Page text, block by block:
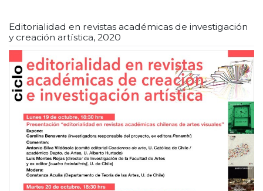
Editorialidad en revistas académicas de investigación
y creación artística, 2020